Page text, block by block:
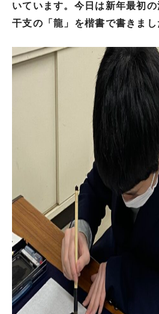
いています。今日は新年最初の
干支の「龍」を楷書で書きまし